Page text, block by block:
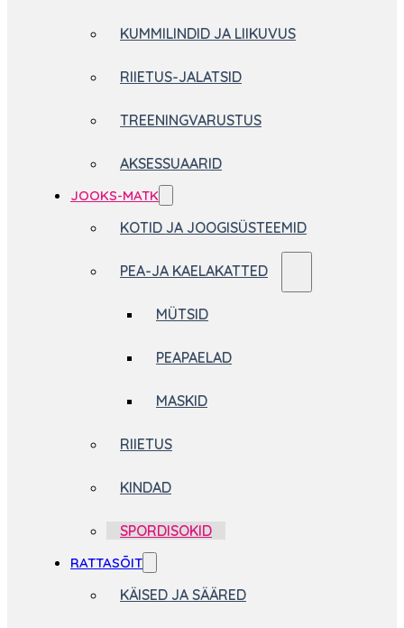
KUMMILINDID JA LIIKUVUS
RIIETUS-JALATSID
TREENINGVARUSTUS
AKSESSUAARID
JOOKS-MATK
KOTID JA JOOGISÜSTEEMID
PEA-JA KAELAKATTED
MÜTSID
PEAPAELAD
MASKID
RIIETUS
KINDAD
SPORDISOKID
RATTASÕIT
KÄISED JA SÄÄRED